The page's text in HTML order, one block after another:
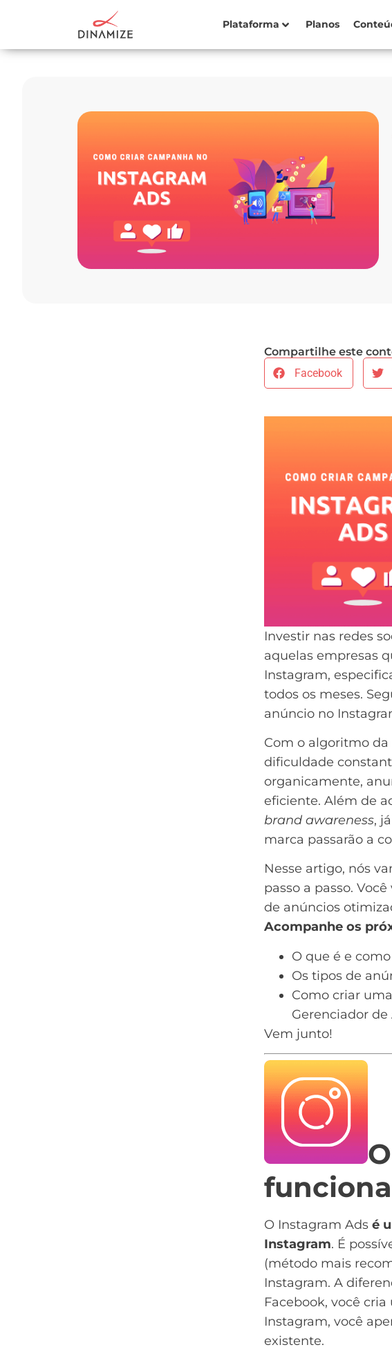
Plataforma Planos
Compartilhe este
Facebook
Investir nas redes
aquelas empresas
Instagram,
todos os meses.
anúncio no
Com o algoritmo da
dificuldade
organicamente,
eficiente. Além de
brand awareness,
marca passarão a
Nesse artigo, nós
passo a passo.
de anúncios
Acompanhe os
O que é e
Os tipos de
Como criar
Gerenciador de
Vem junto!
O Instagram Ads é
Instagram. É
(método mais
Instagram. A
Facebook, você
Instagram, você
existente.